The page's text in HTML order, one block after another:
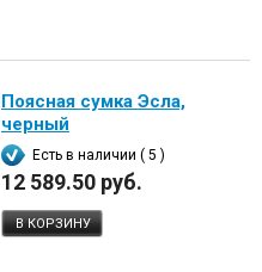
Поясная сумка Эсла,
черный
Есть в наличии ( 5 )
12 589.50 руб.
В КОРЗИНУ